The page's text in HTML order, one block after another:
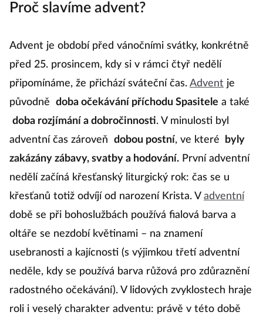
Proč slavíme advent?
Advent je období před vánočními svátky, konkrétně
před 25. prosincem, kdy si v rámci čtyř nedělí
připomínáme, že přichází sváteční čas. Advent je
původně
doba očekávání příchodu Spasitele a také
doba rozjímání a dobročinnosti. V minulosti byl
adventní čas zároveň
dobou postní, ve které
byly
zakázány zábavy, svatby a hodování. První adventní
nedělí začíná křesťanský liturgický rok: čas se u
křesťanů totiž odvíjí od narození Krista. V adventní
době se při bohoslužbách používá fialová barva a
oltáře se nezdobí květinami – na znamení
usebranosti a kajícnosti (s výjimkou třetí adventní
neděle, kdy se používá barva růžová pro zdůraznění
radostného očekávání). V lidových zvyklostech hraje
roli i veselý charakter adventu: právě v této době